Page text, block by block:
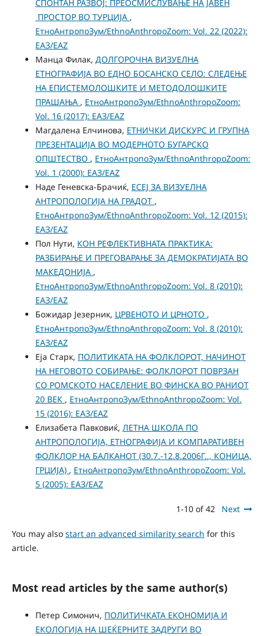
СПОНТАН РАЗВОЈ: ПРЕОСМИСЛУВАЊЕ НА ЈАВЕН
ПРОСТОР ВО ТУРЦИЈА ,
ЕтноАнтропоЗум/EthnoAnthropoZoom: Vol. 22 (2022):
ЕАЗ/EAZ
Манца Филак, ДОЛГОРОЧНА ВИЗУЕЛНА
ЕТНОГРАФИЈА ВО ЕДНО БОСАНСКО СЕЛО: СЛЕДЕЊЕ
НА ЕПИСТЕМОЛОШКИТЕ И МЕТОДОЛОШКИТЕ
ПРАШАЊА , ЕтноАнтропоЗум/EthnoAnthropoZoom:
Vol. 16 (2017): ЕАЗ/EAZ
Магдалена Елчинова, ЕТНИЧКИ ДИСКУРС И ГРУПНА
ПРЕЗЕНТАЦИЈА ВО МОДЕРНОТО БУГАРСКО
ОПШТЕСТВО , ЕтноАнтропоЗум/EthnoAnthropoZoom:
Vol. 1 (2000): ЕАЗ/EAZ
Наде Геневска-Брачиќ, ЕСЕЈ ЗА ВИЗУЕЛНА
АНТРОПОЛОГИЈА НА ГРАДОТ ,
ЕтноАнтропоЗум/EthnoAnthropoZoom: Vol. 12 (2015):
ЕАЗ/EAZ
Пол Нути, КОН РЕФЛЕКТИВНАТА ПРАКТИКА:
РАЗБИРАЊЕ И ПРЕГОВАРАЊЕ ЗА ДЕМОКРАТИЈАТА ВО
МАКЕДОНИЈА ,
ЕтноАнтропоЗум/EthnoAnthropoZoom: Vol. 8 (2010):
ЕАЗ/EAZ
Божидар Језерник, ЦРВЕНОТО И ЦРНОТО ,
ЕтноАнтропоЗум/EthnoAnthropoZoom: Vol. 8 (2010):
ЕАЗ/EAZ
Еjа Старк, ПОЛИТИКАТА НА ФОЛКЛОРОТ, НАЧИНОТ
НА НЕГОВОТО СОБИРАЊЕ: ФОЛКЛОРОТ ПОВРЗАН
СО РОМСКОТО НАСЕЛЕНИЕ ВО ФИНСКА ВО РАНИОТ
20 ВЕК , ЕтноАнтропоЗум/EthnoAnthropoZoom: Vol.
15 (2016): ЕАЗ/EAZ
Елизабета Павковиќ, ЛЕТНА ШКОЛА ПО
АНТРОПОЛОГИЈА, ЕТНОГРАФИЈА И КОМПАРАТИВЕН
ФОЛКЛОР НА БАЛКАНОТ (30.7.-12.8.2006Г.., КОНИЦА,
ГРЦИЈА) , ЕтноАнтропоЗум/EthnoAnthropoZoom: Vol.
5 (2005): ЕАЗ/EAZ
1-10 of 42 Next
You may also start an advanced similarity search for this
article.
Most read articles by the same author(s)
Петер Симонич, ПОЛИТИЧКАТА ЕКОНОМИЈА И
ЕКОЛОГИЈА НА ШЕЌЕРНИТЕ ЗАДРУГИ ВО